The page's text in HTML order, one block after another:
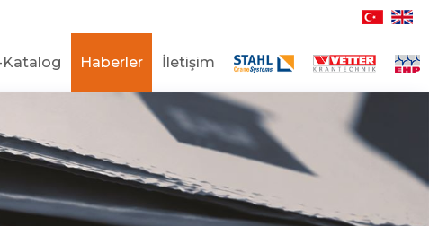
Katalog Haberler İletişim